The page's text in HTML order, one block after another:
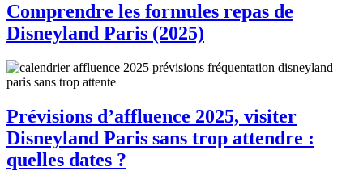
Comprendre les formules repas de
Disneyland Paris (2025)
Prévisions d’affluence 2025, visiter
Disneyland Paris sans trop attendre :
quelles dates ?